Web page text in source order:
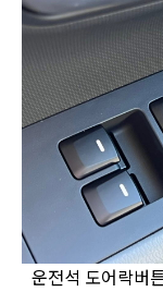
운전석 도어락버